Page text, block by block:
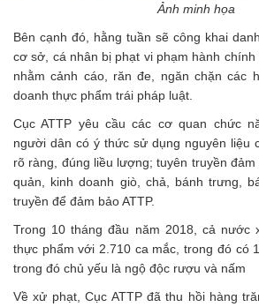
Ảnh minh họa
Bên cạnh đó, hằng tuần sẽ công khai
cơ sở, cá nhân bị phạt vi phạm hành
nhằm cảnh cáo, răn đe, ngăn chặn các
doanh thực phẩm trái pháp luật.
Cục ATTP yêu cầu các cơ quan chức
người dân có ý thức sử dụng nguyên liệu
rõ ràng, đúng liều lượng; tuyên truyền
quản, kinh doanh giò, chả, bánh trưng,
truyền để đảm bảo ATTP.
Trong 10 tháng đầu năm 2018, cả nước
thực phẩm với 2.710 ca mắc, trong đó có
trong đó chủ yếu là ngộ độc rượu và nấm
Về xử phạt, Cục ATTP đã thu hồi hàng